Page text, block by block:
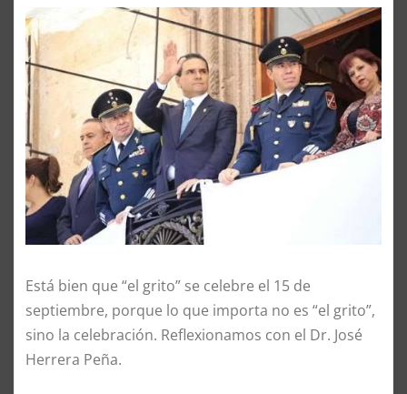
Está bien que “el grito” se celebre el 15 de
septiembre, porque lo que importa no es “el grito”,
sino la celebración. Reflexionamos con el Dr. José
Herrera Peña.